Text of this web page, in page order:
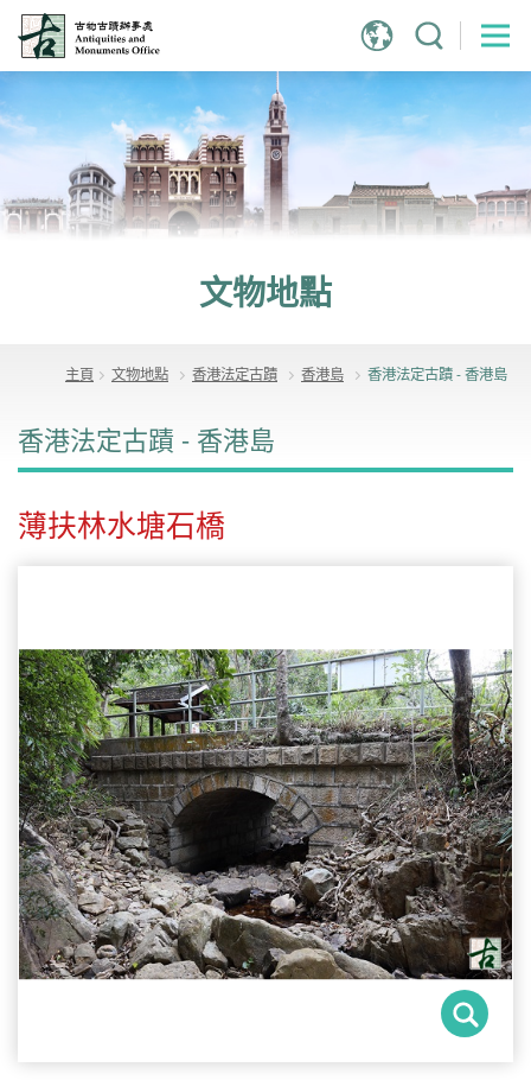
到
內
容
文物地點
主頁 文物地點 香港法定古蹟 香港島 香港法定古蹟 - 香港島
香港法定古蹟 - 香港島
薄扶林水塘石橋